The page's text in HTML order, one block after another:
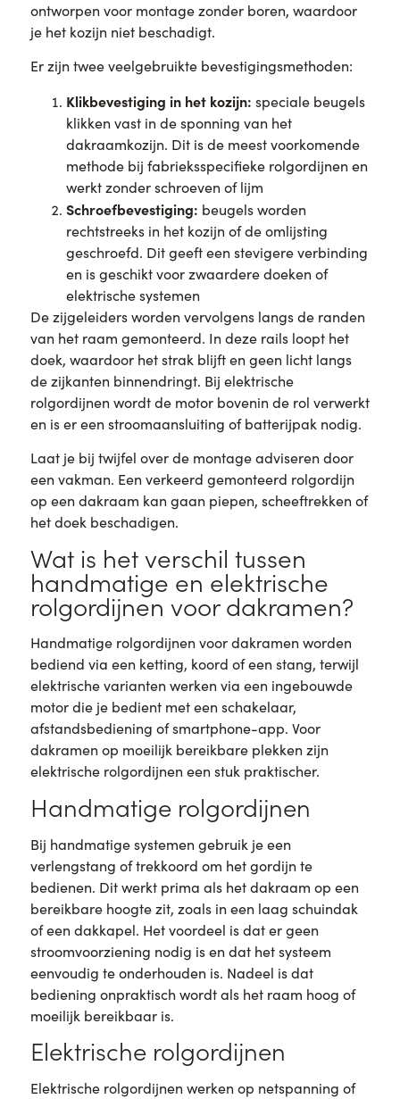
ontworpen voor montage zonder boren, waardoor
je het kozijn niet beschadigt.
Er zijn twee veelgebruikte bevestigingsmethoden:
Klikbevestiging in het kozijn: speciale beugels
klikken vast in de sponning van het
dakraamkozijn. Dit is de meest voorkomende
methode bij fabrieksspecifieke rolgordijnen en
werkt zonder schroeven of lijm
Schroefbevestiging: beugels worden
rechtstreeks in het kozijn of de omlijsting
geschroefd. Dit geeft een stevigere verbinding
en is geschikt voor zwaardere doeken of
elektrische systemen
De zijgeleiders worden vervolgens langs de randen
van het raam gemonteerd. In deze rails loopt het
doek, waardoor het strak blijft en geen licht langs
de zijkanten binnendringt. Bij elektrische
rolgordijnen wordt de motor bovenin de rol verwerkt
en is er een stroomaansluiting of batterijpak nodig.
Laat je bij twijfel over de montage adviseren door
een vakman. Een verkeerd gemonteerd rolgordijn
op een dakraam kan gaan piepen, scheeftrekken of
het doek beschadigen.
Wat is het verschil tussen
handmatige en elektrische
rolgordijnen voor dakramen?
Handmatige rolgordijnen voor dakramen worden
bediend via een ketting, koord of een stang, terwijl
elektrische varianten werken via een ingebouwde
motor die je bedient met een schakelaar,
afstandsbediening of smartphone-app. Voor
dakramen op moeilijk bereikbare plekken zijn
elektrische rolgordijnen een stuk praktischer.
Handmatige rolgordijnen
Bij handmatige systemen gebruik je een
verlengstang of trekkoord om het gordijn te
bedienen. Dit werkt prima als het dakraam op een
bereikbare hoogte zit, zoals in een laag schuindak
of een dakkapel. Het voordeel is dat er geen
stroomvoorziening nodig is en dat het systeem
eenvoudig te onderhouden is. Nadeel is dat
bediening onpraktisch wordt als het raam hoog of
moeilijk bereikbaar is.
Elektrische rolgordijnen
Elektrische rolgordijnen werken op netspanning of